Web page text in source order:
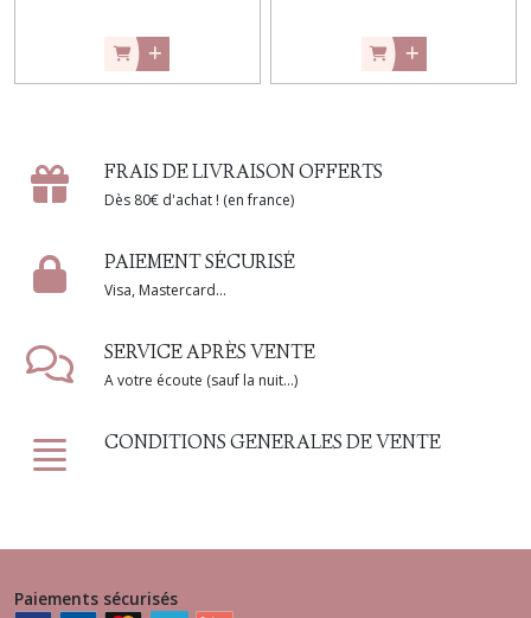
FRAIS DE LIVRAISON OFFERTS
Dès 80€ d'achat ! (en france)
PAIEMENT SÉCURISÉ
Visa, Mastercard...
SERVICE APRÈS VENTE
A votre écoute (sauf la nuit...)
CONDITIONS GENERALES DE VENTE
Paiements sécurisés